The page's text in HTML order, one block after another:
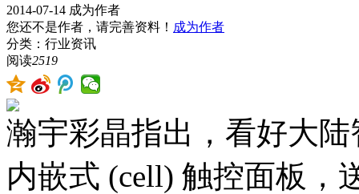
2014-07-14 成为作者
您还不是作者，请完善资料！ 成为作者
分类：行业资讯
阅读2519
瀚宇彩晶指出，看好大
内嵌式 (cell) 触控面板，